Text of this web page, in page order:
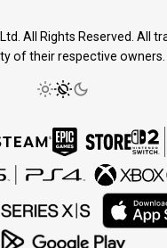
All Rights Reserved. All
of their respective owners.